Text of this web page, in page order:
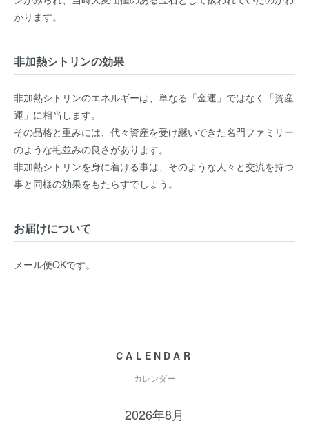
かります。
非加熱シトリンの効果
非加熱シトリンのエネルギーは、単なる「金運」ではなく「資産
運」に相当します。
その品格と重みには、代々資産を受け継いできた名門ファミリー
のような毛並みの良さがあります。
非加熱シトリンを身に着ける事は、そのような人々と交流を持つ
事と同様の効果をもたらすでしょう。
お届けについて
メール便OKです。
CALENDAR
カレンダー
2026年8月